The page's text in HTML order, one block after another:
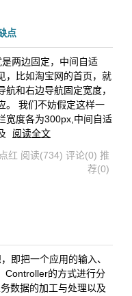
点
两边固定，中间自适
，比如淘宝网的首页，就
和右边导航固定宽度，
。 我们不妨假定这样一
宽度各为300px,中间自适
阅读全文
红 阅读(734) 评论(0) 推
荐(0)
即把一个应用的输入、
Controller的方式进行分
数据的加工与处理以及